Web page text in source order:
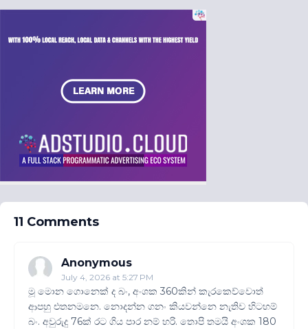
11 Comments
Anonymous
July 4, 2026 at 5:27 PM
මූ මොන ගොනෙක් ද බං, අංශක 360කින් කැරකෙව්වොත්
ආපහු එතනමනෙ. නොදන්න ගනං කියවන්නෙ නැතිව හිටහම්
බං. අවුරුදු 76ක් රට ගිය පාර නම් හරි. තොපි තමයි අංශක 180